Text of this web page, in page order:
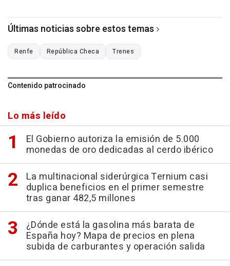
Últimas noticias sobre estos temas
Renfe República Checa Trenes
Contenido patrocinado
Lo más leído
El Gobierno autoriza la emisión de 5.000
monedas de oro dedicadas al cerdo ibérico
La multinacional siderúrgica Ternium casi
duplica beneficios en el primer semestre
tras ganar 482,5 millones
¿Dónde está la gasolina más barata de
España hoy? Mapa de precios en plena
subida de carburantes y operación salida